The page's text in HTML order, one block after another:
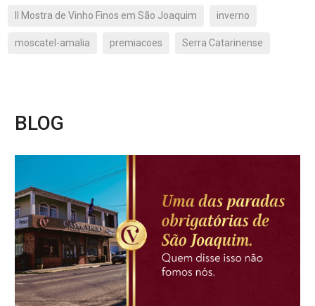
II Mostra de Vinho Finos em São Joaquim inverno
moscatel-amalia premiacoes Serra Catarinense
BLOG